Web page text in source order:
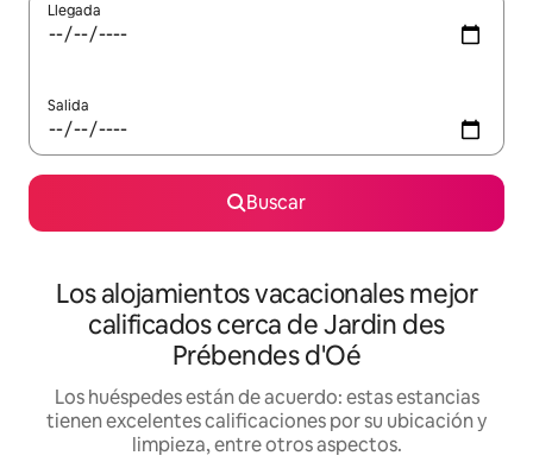
Llegada
Salida
Buscar
Los alojamientos vacacionales mejor
calificados cerca de Jardin des
Prébendes d'Oé
Los huéspedes están de acuerdo: estas estancias
tienen excelentes calificaciones por su ubicación y
limpieza, entre otros aspectos.